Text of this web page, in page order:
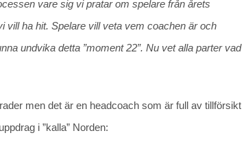
vare sig vi pratar om spelare från årets
vill ha hit. Spelare vill veta vem coachen är och
undvika detta ”moment 22”. Nu vet alla parter vad
men det är en headcoach som är full av tillförsikt
i ”kalla” Norden: